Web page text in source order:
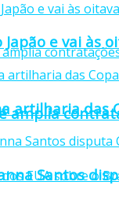
amplia
e vai às
artilharia das
Santos